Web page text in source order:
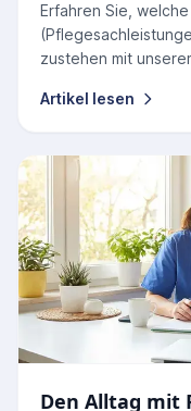
Erfahren Sie,
zustehen mit
Artikel lesen
Den Alltag mit